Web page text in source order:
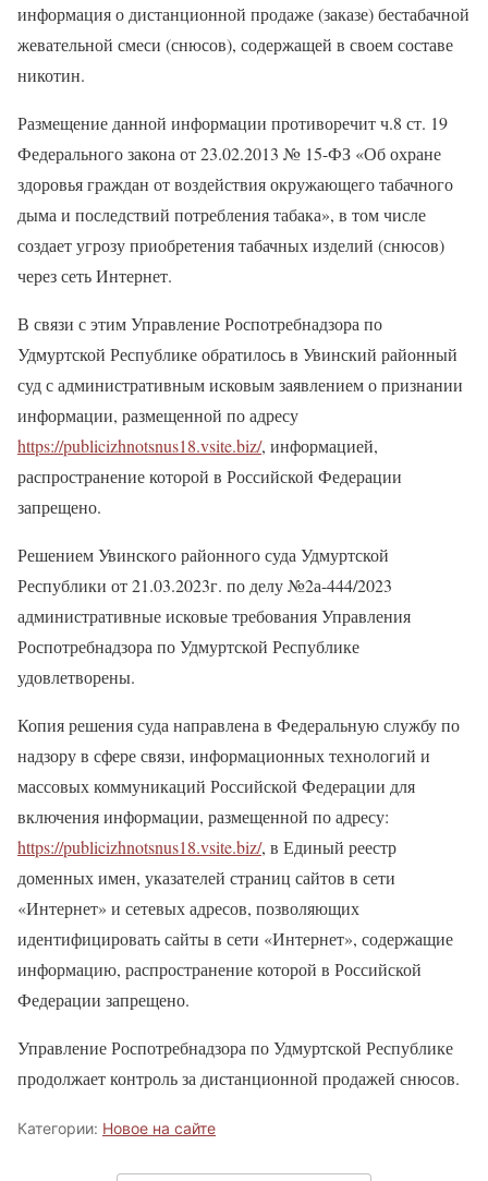
информация о дистанционной продаже (заказе) бестабачной
жевательной смеси (снюсов), содержащей в своем составе
никотин.
Размещение данной информации противоречит ч.8 ст. 19
Федерального закона от 23.02.2013 № 15-ФЗ «Об охране
здоровья граждан от воздействия окружающего табачного
дыма и последствий потребления табака», в том числе
создает угрозу приобретения табачных изделий (снюсов)
через сеть Интернет.
В связи с этим Управление Роспотребнадзора по
Удмуртской Республике обратилось в Увинский районный
суд с административным исковым заявлением о признании
информации, размещенной по адресу
https://publicizhnotsnus18.vsite.biz/, информацией,
распространение которой в Российской Федерации
запрещено.
Решением Увинского районного суда Удмуртской
Республики от 21.03.2023г. по делу №2а-444/2023
административные исковые требования Управления
Роспотребнадзора по Удмуртской Республике
удовлетворены.
Копия решения суда направлена в Федеральную службу по
надзору в сфере связи, информационных технологий и
массовых коммуникаций Российской Федерации для
включения информации, размещенной по адресу:
https://publicizhnotsnus18.vsite.biz/, в Единый реестр
доменных имен, указателей страниц сайтов в сети
«Интернет» и сетевых адресов, позволяющих
идентифицировать сайты в сети «Интернет», содержащие
информацию, распространение которой в Российской
Федерации запрещено.
Управление Роспотребнадзора по Удмуртской Республике
продолжает контроль за дистанционной продажей снюсов.
Категории: Новое на сайте